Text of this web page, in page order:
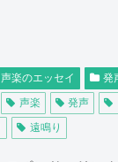
声楽のエッセイ
発
声楽 発声
遠鳴り